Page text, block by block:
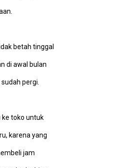
betah tinggal
di awal bulan
pergi.
ke toko untuk
karena yang
jam